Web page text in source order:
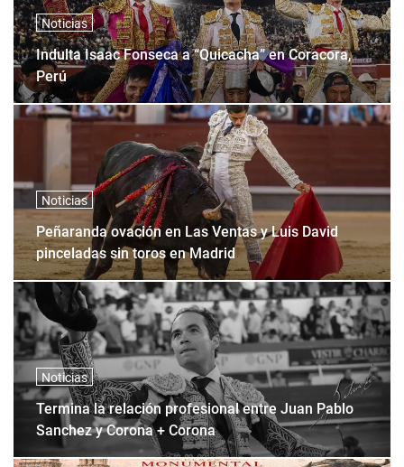
Noticias
Indulta Isaac Fonseca a “Quicacha” en Coracora,
Perú
Noticias
Peñaranda ovación en Las Ventas y Luis David
pinceladas sin toros en Madrid
Noticias
Termina la relación profesional entre Juan Pablo
Sanchez y Corona + Corona